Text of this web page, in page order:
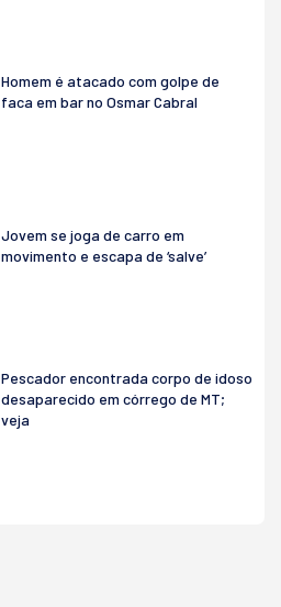
Homem é atacado com golpe de
faca em bar no Osmar Cabral
Jovem se joga de carro em
movimento e escapa de ‘salve’
Pescador encontrada corpo de idoso
desaparecido em córrego de MT;
veja